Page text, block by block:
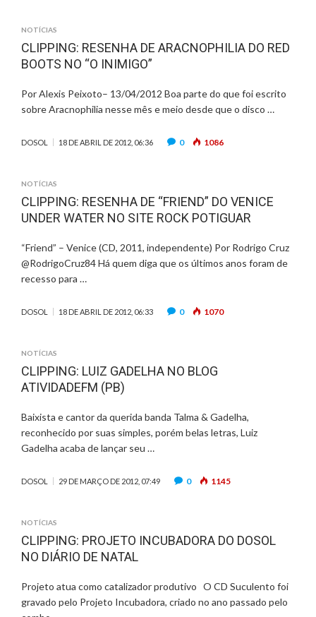
NOTÍCIAS
CLIPPING: RESENHA DE ARACNOPHILIA DO RED
BOOTS NO “O INIMIGO”
Por Alexis Peixoto– 13/04/2012 Boa parte do que foi escrito
sobre Aracnophilia nesse mês e meio desde que o disco …
DOSOL 18 DE ABRIL DE 2012, 06:36 0 1086
NOTÍCIAS
CLIPPING: RESENHA DE “FRIEND” DO VENICE
UNDER WATER NO SITE ROCK POTIGUAR
“Friend” – Venice (CD, 2011, independente) Por Rodrigo Cruz
@RodrigoCruz84 Há quem diga que os últimos anos foram de
recesso para …
DOSOL 18 DE ABRIL DE 2012, 06:33 0 1070
NOTÍCIAS
CLIPPING: LUIZ GADELHA NO BLOG
ATIVIDADEFM (PB)
Baixista e cantor da querida banda Talma & Gadelha,
reconhecido por suas simples, porém belas letras, Luiz
Gadelha acaba de lançar seu …
DOSOL 29 DE MARÇO DE 2012, 07:49 0 1145
NOTÍCIAS
CLIPPING: PROJETO INCUBADORA DO DOSOL
NO DIÁRIO DE NATAL
Projeto atua como catalizador produtivo O CD Suculento foi
gravado pelo Projeto Incubadora, criado no ano passado pelo